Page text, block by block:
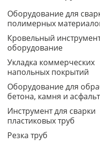
Оборудование для
полимерных
Кровельный
оборудование
Укладка коммерческих
напольных покрытий
Оборудование для
бетона, камня и
Инструмент для сварки
пластиковых труб
Резка труб